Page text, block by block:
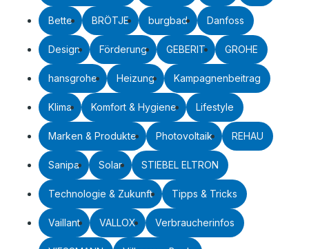
Bette BRÖTJE burgbad Danfoss
Design Förderung GEBERIT GROHE
hansgrohe Heizung Kampagnenbeitrag
Klima Komfort & Hygiene Lifestyle
Marken & Produkte Photovoltaik REHAU
Sanipa Solar STIEBEL ELTRON
Technologie & Zukunft Tipps & Tricks
Vaillant VALLOX Verbraucherinfos